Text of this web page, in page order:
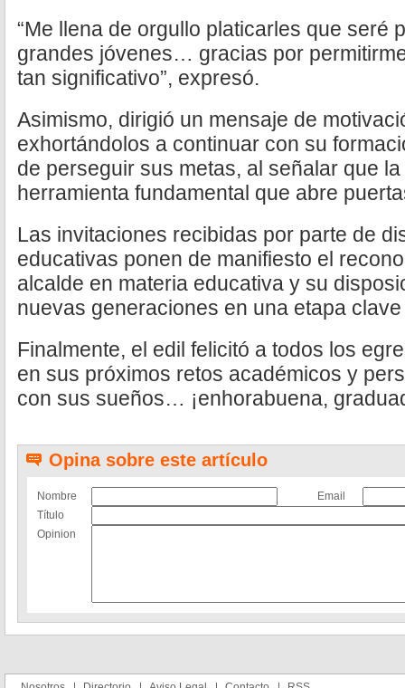
“Me llena de orgullo platicarles que seré
grandes jóvenes… gracias por
tan significativo”, expresó.
Asimismo, dirigió un mensaje de
exhortándolos a continuar con su
de perseguir sus metas, al señalar que
herramienta fundamental que abre
Las invitaciones recibidas por parte de
educativas ponen de manifiesto el
alcalde en materia educativa y su
nuevas generaciones en una etapa
Finalmente, el edil felicitó a todos los
en sus próximos retos académicos y
con sus sueños… ¡enhorabuena,
Opina sobre este artículo
Nombre
Email
Título
Opinion